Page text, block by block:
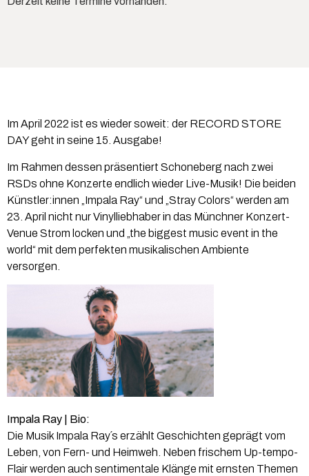
Im April 2022 ist es wieder soweit: der RECORD STORE
DAY geht in seine 15. Ausgabe!
Im Rahmen dessen präsentiert Schoneberg nach zwei
RSDs ohne Konzerte endlich wieder Live-Musik! Die beiden
Künstler:innen „Impala Ray“ und „Stray Colors“ werden am
23. April nicht nur Vinylliebhaber in das Münchner Konzert-
Venue Strom locken und „the biggest music event in the
world“ mit dem perfekten musikalischen Ambiente
versorgen.
Impala Ray | Bio:
Die Musik Impala Ray´s erzählt Geschichten geprägt vom
Leben, von Fern- und Heimweh. Neben frischem Up-tempo-
Flair werden auch sentimentale Klänge mit ernsten Themen